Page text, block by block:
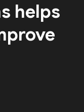
helps